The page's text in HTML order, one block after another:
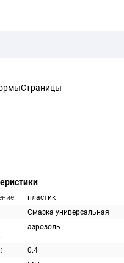
Страницы
пластик
Смазка универсальная
аэрозоль
0.4